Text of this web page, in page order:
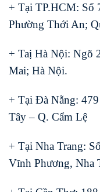
+ Tại TP.HCM: Số
Phường Thới An;
+ Taị Hà Nội: Ngõ
Mai; Hà Nội.
+ Tại Đà Nẵng:
Tây – Q. Cẩm Lệ
+ Tại Nha Trang:
Vĩnh Phương, Nha